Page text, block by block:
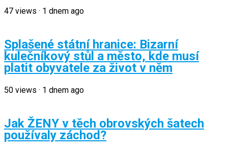
47 views · 1 dnem ago
Splašené státní hranice: Bizarní
kulečníkový stůl a město, kde musí
platit obyvatele za život v něm
50 views · 1 dnem ago
Jak ŽENY v těch obrovských šatech
používaly záchod?